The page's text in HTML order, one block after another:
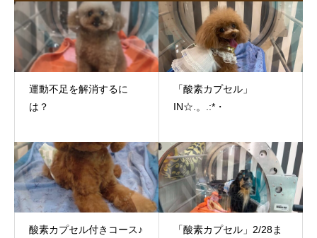
運動不足を解消するに
は？
「酸素カプセル」
IN☆.。.:*・
酸素カプセル付きコース♪
「酸素カプセル」2/28ま